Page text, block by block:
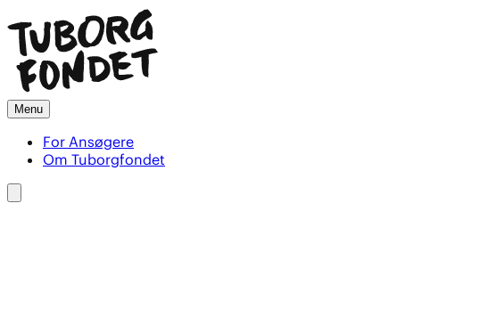
Menu
For Ansøgere
Om Tuborgfondet